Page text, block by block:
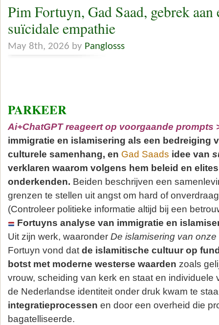
Pim Fortuyn, Gad Saad, gebrek aan
suïcidale empathie
May 8th, 2026 by Panglosss
PARKEER
Ai+ChatGPT reageert op voorgaande prompts
immigratie en islamisering als een bedreiging
culturele samenhang, en Gad Saads idee van
verklaren waarom volgens hem beleid en
onderkenden. Beiden beschrijven een
grenzen te stellen uit angst om hard of
(Controleer politieke informatie altijd bij een
Fortuyns analyse van immigratie en
Uit zijn werk, waaronder De islamisering van onze
Fortuyn vond dat de islamitische cultuur op
botst met moderne westerse waarden zoals
vrouw, scheiding van kerk en staat en individuele
de Nederlandse identiteit onder druk kwam te
integratieprocessen en door een overheid die
bagatelliseerde.